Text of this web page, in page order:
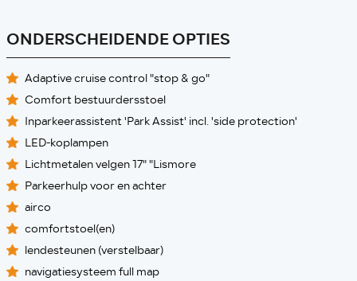
ONDERSCHEIDENDE OPTIES
Adaptive cruise control "stop & go"
Comfort bestuurdersstoel
Inparkeerassistent 'Park Assist' incl. 'side protection'
LED-koplampen
Lichtmetalen velgen 17" "Lismore
Parkeerhulp voor en achter
airco
comfortstoel(en)
lendesteunen (verstelbaar)
navigatiesysteem full map